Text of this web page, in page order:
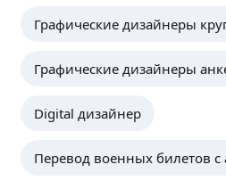
Графические дизайнеры
Графические дизайнеры
Digital дизайнер
Перевод военных билетов с